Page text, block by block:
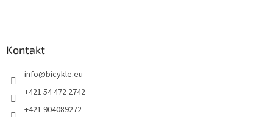
Kontakt
info@bicykle.eu
+421 54 472 2742
+421 904089272